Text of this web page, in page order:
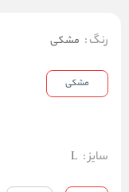
رنگ: مشکی
مشکی
سایز:
L